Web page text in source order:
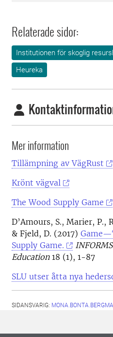
Relaterade sidor:
Institutionen för skoglig
Heureka
Mer information
Tillämpning av VägRust
Krönt vägval
The Wood Supply Game
D’Amours, S., Marier, P.,
& Fjeld, D. (2017)
Supply Game.
Education18 (1), 1-87
SLU utser åtta nya
SIDANSVARIG: